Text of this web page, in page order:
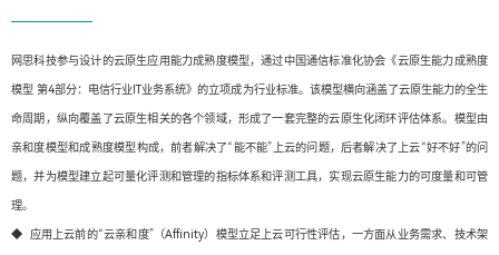
网思科技参与设计的云原生应用能力成熟度模型，通过中国通信标准化协会《云原生能力成熟度
模型 第4部分：电信行业IT业务系统》的立项成为行业标准。该模型横向涵盖了云原生能力的全生
命周期，纵向覆盖了云原生相关的各个领域，形成了一套完整的云原生化闭环评估体系。模型由
亲和度模型和成熟度模型构成，前者解决了“能不能”上云的问题，后者解决了上云“好不好”的问
题，并为模型建立起可量化评测和管理的指标体系和评测工具，实现云原生能力的可度量和可管
理。
◆ 应用上云前的“云亲和度”（Affinity）模型立足上云可行性评估，一方面从业务需求、技术架